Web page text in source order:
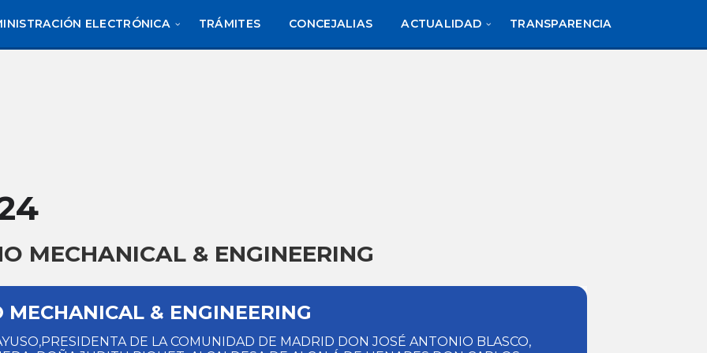
ELECTRÓNICA TRÁMITES CONCEJALIAS ACTUALIDAD TRANSPARENCIA
MECHANICAL & ENGINEERING
MECHANICAL & ENGINEERING
DE LA COMUNIDAD DE MADRID DON JOSÉ ANTONIO BLASCO,